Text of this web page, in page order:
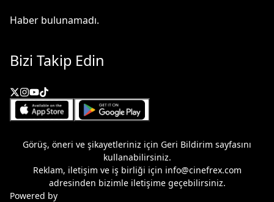
Haber bulunamadı.
Bizi Takip Edin
Görüş, öneri ve şikayetleriniz için Geri Bildirim sayfasını
kullanabilirsiniz.
Reklam, iletişim ve iş birliği için info@cinefrex.com
adresinden bizimle iletişime geçebilirsiniz.
Powered by